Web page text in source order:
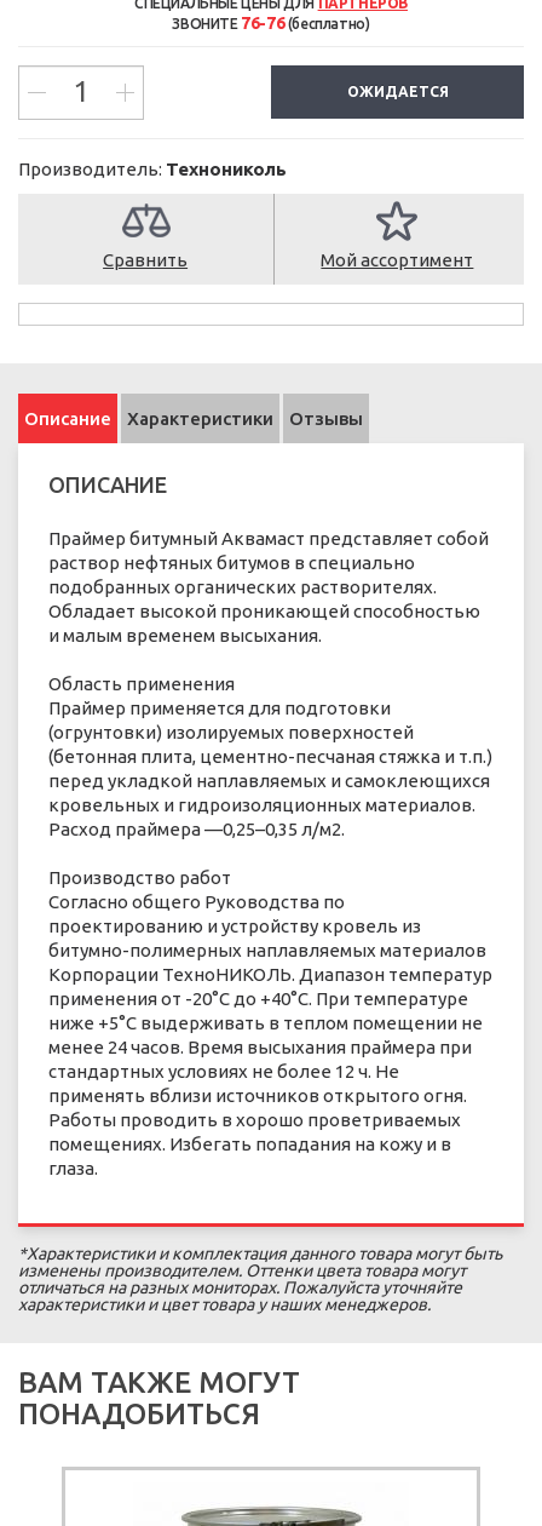
ЗВОНИТЕ 76-76(бесплатно)
ОЖИДАЕТСЯ
Производитель: Технониколь
Сравнить Мой ассортимент
Описание Характеристики Отзывы
ОПИСАНИЕ
Праймер битумный Аквамаст представляет собой
раствор нефтяных битумов в специально
подобранных органических растворителях.
Обладает высокой проникающей способностью
и малым временем высыхания.
Область применения
Праймер применяется для подготовки
(огрунтовки) изолируемых поверхностей
(бетонная плита, цементно-песчаная стяжка и т.п.)
перед укладкой наплавляемых и самоклеющихся
кровельных и гидроизоляционных материалов.
Расход праймера —0,25–0,35 л/м2.
Производство работ
Согласно общего Руководства по
проектированию и устройству кровель из
битумно-полимерных наплавляемых материалов
Корпорации ТехноНИКОЛЬ. Диапазон температур
применения от -20°С до +40°С. При температуре
ниже +5°С выдерживать в теплом помещении не
менее 24 часов. Время высыхания праймера при
стандартных условиях не более 12 ч. Не
применять вблизи источников открытого огня.
Работы проводить в хорошо проветриваемых
помещениях. Избегать попадания на кожу и в
глаза.
*Характеристики и комплектация данного товара могут быть
изменены производителем. Оттенки цвета товара могут
отличаться на разных мониторах. Пожалуйста уточняйте
характеристики и цвет товара у наших менеджеров.
ВАМ ТАКЖЕ МОГУТ
ПОНАДОБИТЬСЯ